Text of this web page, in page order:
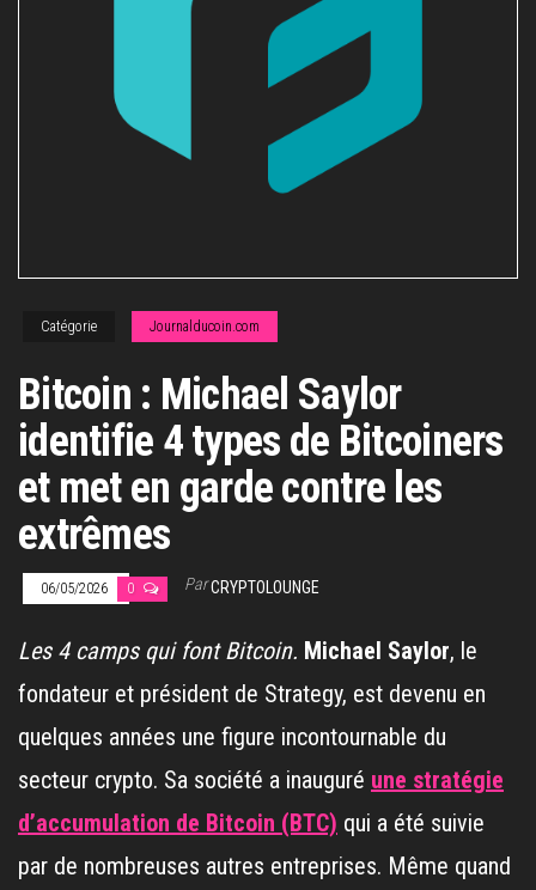
Catégorie Journalducoin.com
Bitcoin : Michael Saylor
identifie 4 types de Bitcoiners
et met en garde contre les
extrêmes
06/05/2026 0 ParCRYPTOLOUNGE
Les 4 camps qui font Bitcoin. Michael Saylor, le
fondateur et président de Strategy, est devenu en
quelques années une figure incontournable du
secteur crypto. Sa société a inauguré une stratégie
d’accumulation de Bitcoin (BTC) qui a été suivie
par de nombreuses autres entreprises. Même quand